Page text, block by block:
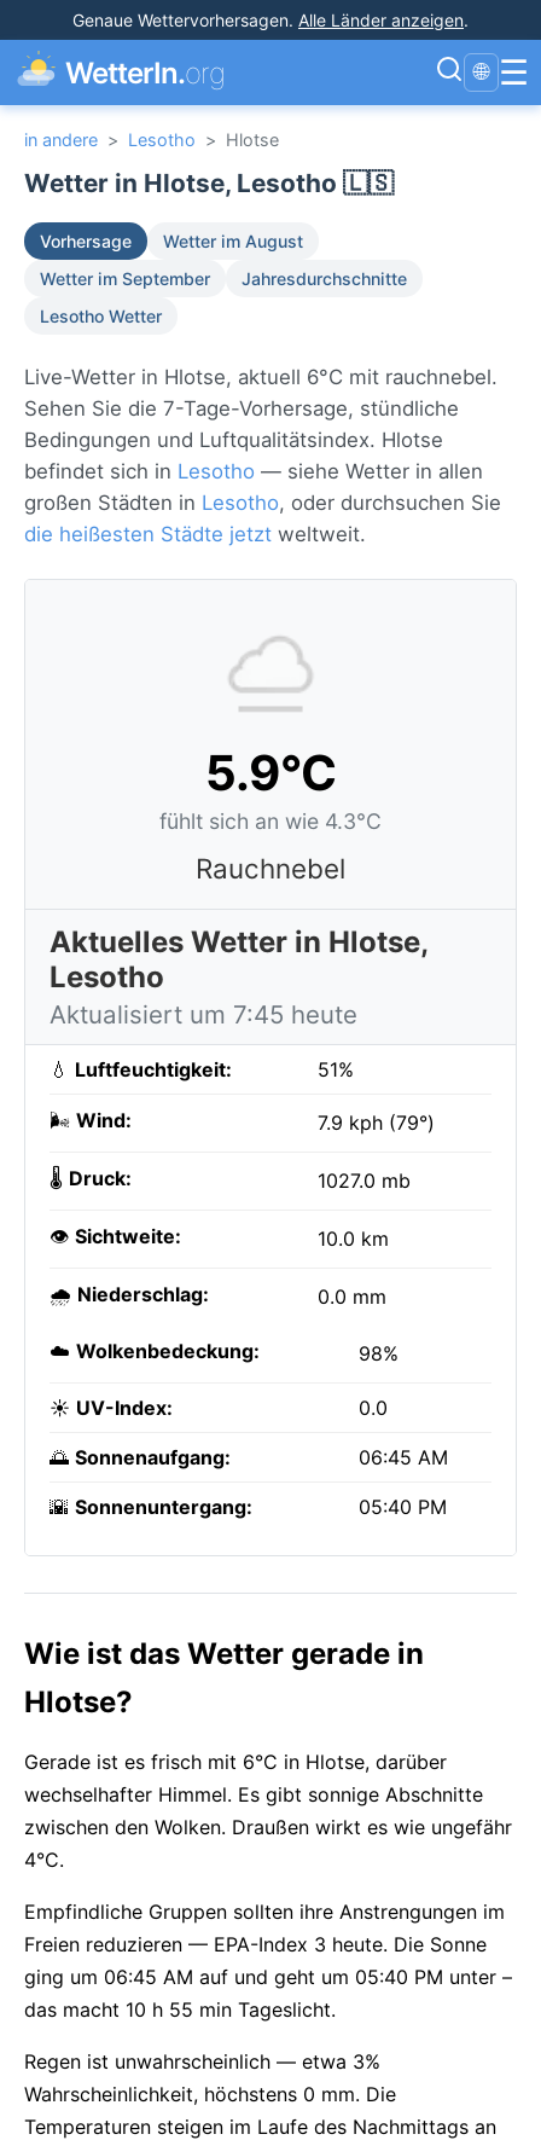
Genaue Wettervorhersagen. Alle Länder anzeigen.
WetterIn.org 🌐 ☰
in andere > Lesotho > Hlotse
Wetter in Hlotse, Lesotho 🇱🇸
Vorhersage
Wetter im August
Wetter im September
Jahresdurchschnitte
Lesotho Wetter
Live-Wetter in Hlotse, aktuell 6°C mit rauchnebel.
Sehen Sie die 7-Tage-Vorhersage, stündliche
Bedingungen und Luftqualitätsindex. Hlotse
befindet sich in Lesotho — siehe Wetter in allen
großen Städten in Lesotho, oder durchsuchen Sie
die heißesten Städte jetzt weltweit.
5.9°C
fühlt sich an wie 4.3°C
Rauchnebel
Aktuelles Wetter in Hlotse,
Lesotho
Aktualisiert um 7:45 heute
💧 Luftfeuchtigkeit: 51%
🌬️ Wind: 7.9 kph (79°)
🌡️ Druck: 1027.0 mb
👁️ Sichtweite: 10.0 km
🌧️ Niederschlag: 0.0 mm
☁️ Wolkenbedeckung: 98%
☀️ UV-Index: 0.0
🌅 Sonnenaufgang: 06:45 AM
🌇 Sonnenuntergang: 05:40 PM
Wie ist das Wetter gerade in
Hlotse?
Gerade ist es frisch mit 6°C in Hlotse, darüber
wechselhafter Himmel. Es gibt sonnige Abschnitte
zwischen den Wolken. Draußen wirkt es wie ungefähr
4°C.
Empfindliche Gruppen sollten ihre Anstrengungen im
Freien reduzieren — EPA-Index 3 heute. Die Sonne
ging um 06:45 AM auf und geht um 05:40 PM unter –
das macht 10 h 55 min Tageslicht.
Regen ist unwahrscheinlich — etwa 3%
Wahrscheinlichkeit, höchstens 0 mm. Die
Temperaturen steigen im Laufe des Nachmittags an